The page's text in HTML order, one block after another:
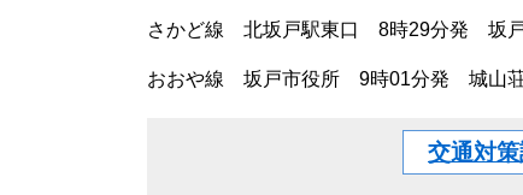
さかど線 北坂戸駅東口 8時29分発 坂
おおや線 坂戸市役所 9時01分発 城山
交通対